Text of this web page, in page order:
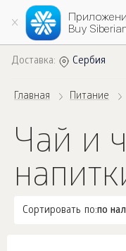
Buy
Доставка: Сербия
Главная Питание
Чай и
Сортировать по:по